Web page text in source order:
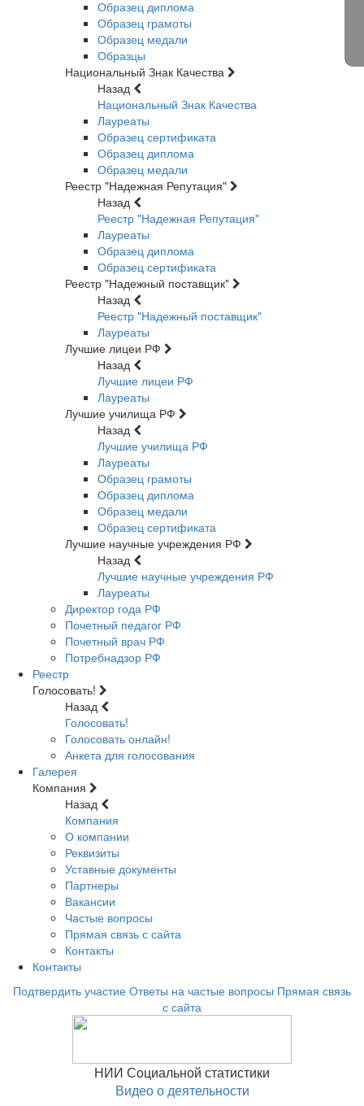
Образец диплома
Образец грамоты
Образец медали
Образцы
Национальный Знак Качества
Назад
Национальный Знак Качества
Лауреаты
Образец сертификата
Образец диплома
Образец медали
Реестр "Надежная Репутация"
Назад
Реестр "Надежная Репутация"
Лауреаты
Образец диплома
Образец сертификата
Реестр "Надежный поставщик"
Назад
Реестр "Надежный поставщик"
Лауреаты
Лучшие лицеи РФ
Назад
Лучшие лицеи РФ
Лауреаты
Лучшие училища РФ
Назад
Лучшие училища РФ
Лауреаты
Образец грамоты
Образец диплома
Образец медали
Образец сертификата
Лучшие научные учреждения РФ
Назад
Лучшие научные учреждения РФ
Лауреаты
Директор года РФ
Почетный педагог РФ
Почетный врач РФ
Потребнадзор РФ
Реестр
Голосовать!
Назад
Голосовать!
Голосовать онлайн!
Анкета для голосования
Галерея
Компания
Назад
Компания
О компании
Реквизиты
Уставные документы
Партнеры
Вакансии
Частые вопросы
Прямая связь с сайта
Контакты
Контакты
Подтвердить участие Ответы на частые вопросы Прямая связь
с сайта
НИИ Социальной статистики
Видео о деятельности